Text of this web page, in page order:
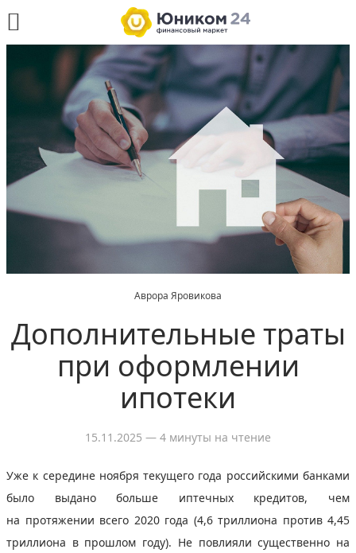
Аврора Яровикова
Дополнительные траты
при оформлении
ипотеки
15.11.2025 — 4 минуты на чтение
Уже к середине ноября текущего года российскими банками
было выдано больше иптечных кредитов, чем
нa протяжении всего 2020 года (4,6 триллиона против 4,45
триллиона в прошлом году). Не повлияли существенно на